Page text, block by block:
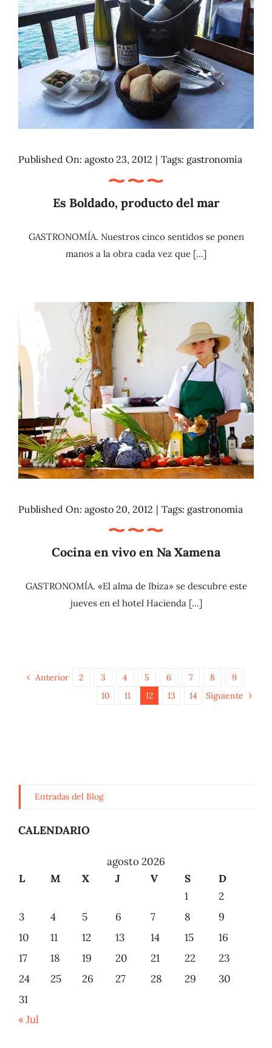
Published On: agosto 23, 2012 | Tags: gastronomía
Es Boldado, producto del mar
GASTRONOMÍA. Nuestros cinco sentidos se ponen
manos a la obra cada vez que [...]
Published On: agosto 20, 2012 | Tags: gastronomía
Cocina en vivo en Na Xamena
GASTRONOMÍA. «El alma de Ibiza» se descubre este
jueves en el hotel Hacienda [...]
Anterior 2 3 4 5 6 7 8
9
10
11 12 13 14 Siguiente
Entradas del Blog
CALENDARIO
agosto 2026
L
M X J V S
D
1
2
3
4 5 6 7 8
9
10
11 12 13 14 15
16
17
18 19 20 21 22
23
24
25 26 27 28 29
30
31
« Jul